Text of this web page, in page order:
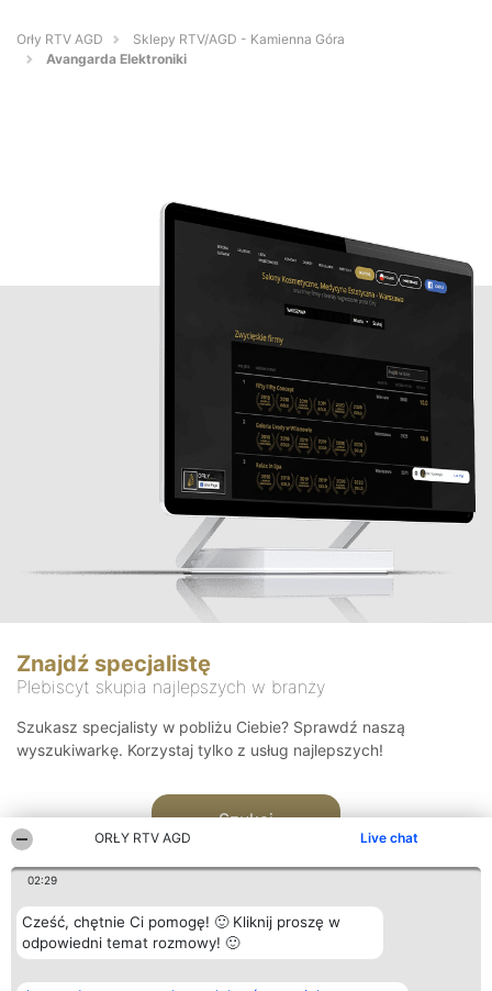
ORŁY RTV AGD Live chat
02:29
Cześć, chętnie Ci pomogę! 🙂 Kliknij proszę w
odpowiedni temat rozmowy! 🙂
Orły RTV AGD
Sklepy RTV/AGD - Kamienna Góra
Avangarda Elektroniki
Znajdź specjalistę
Plebiscyt skupia najlepszych w branży
Szukasz specjalisty w pobliżu Ciebie? Sprawdź naszą
wyszukiwarkę. Korzystaj tylko z usług najlepszych!
Szukaj
Organizator plebiscytu Plebiscyt Kontakt